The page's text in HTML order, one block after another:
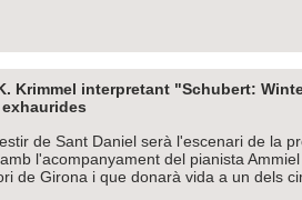
Krimmel interpretant "Schubert:
de Sant Daniel serà l'escenari de la
l'acompanyament del pianista Ammiel
de Girona i que donarà vida a un dels